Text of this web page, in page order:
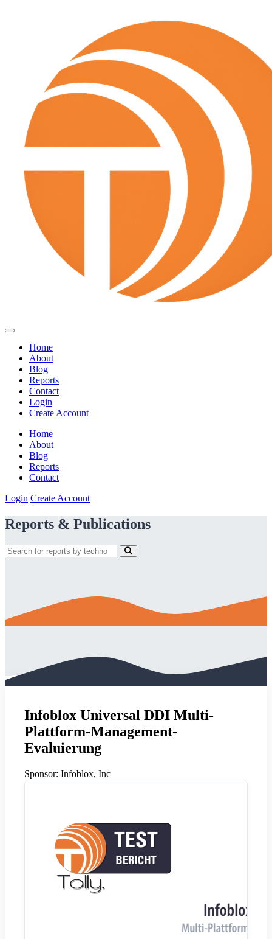
Home
About
Blog
Reports
Contact
Login
Create Account
Home
About
Blog
Reports
Contact
Login Create Account
Reports & Publications
Infoblox Universal DDI Multi-
Plattform-Management-
Evaluierung
Sponsor: Infoblox, Inc